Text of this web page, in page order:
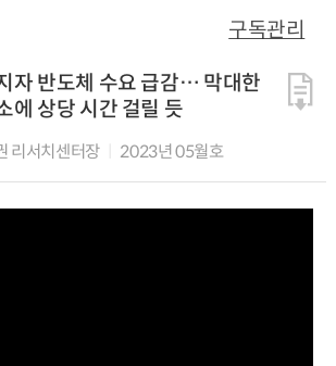
자 반도체 수요 급감… 막대한
에 상당 시간 걸릴 듯
리서치센터장 2023년 05월호
구독관리